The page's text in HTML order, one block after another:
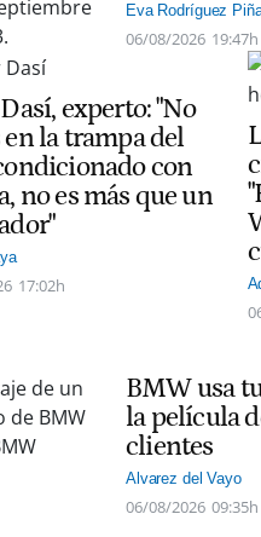
Eva Rodríguez
06/08/2026 19:47h
experto: "No
en la trampa del
con
no es más que un
17:02h
BMW usa
la película
clientes
Alvarez del Vayo
06/08/2026 09:35h